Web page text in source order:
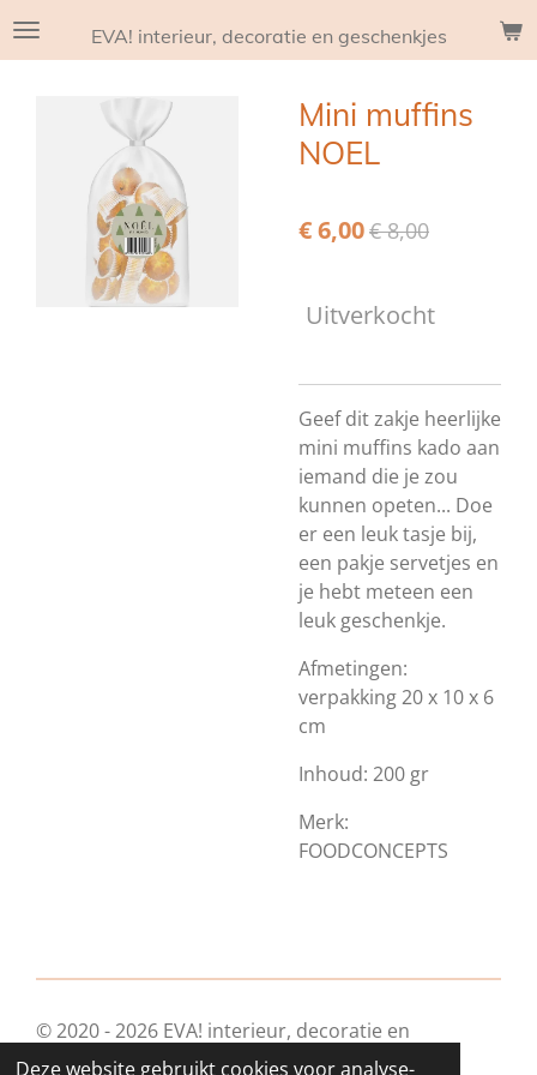
Deze website gebruikt cookies voor analyse-
Ga
hoofdinhoud
EVA! interieur, decoratie en geschenkjes
Mini muffins
NOEL
€ 6,00€ 8,00
Uitverkocht
Geef dit zakje heerlijke
mini muffins kado aan
iemand die je zou
kunnen opeten... Doe
er een leuk tasje bij,
een pakje servetjes en
je hebt meteen een
leuk geschenkje.
Afmetingen:
verpakking 20 x 10 x 6
cm
Inhoud: 200 gr
Merk:
FOODCONCEPTS
© 2020 - 2026 EVA! interieur, decoratie en
geschenkjes